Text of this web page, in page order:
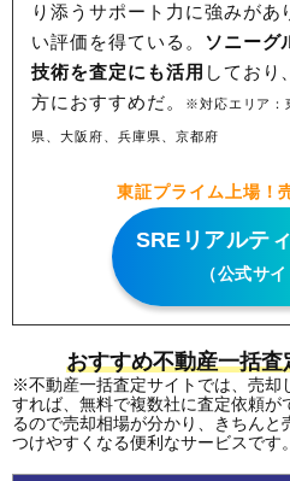
り添うサポート力に強みがあ
い評価を得ている。 ソニーグ
技術を査定にも活用 しており
方におすすめだ。
※対応エリア：
県、大阪府、兵庫県、京都府
東証プライム上場！
SREリアルテ
（公式サイ
おすすめ不動産一括査
※不動産一括査定サイトでは、売却
すれば、無料で複数社に査定依頼が
るので売却相場が分かり、きちん
つけやすくなる便利なサービスです。